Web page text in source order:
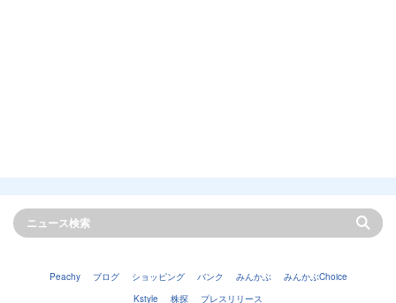
Peachy ブログ ショッピング バンク みんかぶ
みんかぶChoice
Kstyle
株探 プレスリリース